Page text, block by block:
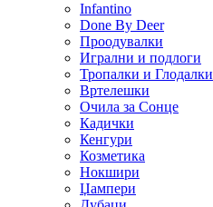
Infantino
Done By Deer
Проодувалки
Игрални и подлоги
Тропалки и Глодалки
Вртелешки
Очила за Сонце
Кадички
Кенгури
Козметика
Нокшири
Џампери